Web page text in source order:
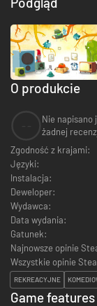
O produkcie
Nie napisano
żadnej
Zgodność z krajami:
Języki:
Instalacja:
Deweloper:
Wydawca:
Data wydania:
Gatunek:
Najnowsze opinie
Wszystkie opinie
REKREACYJNE
Game features